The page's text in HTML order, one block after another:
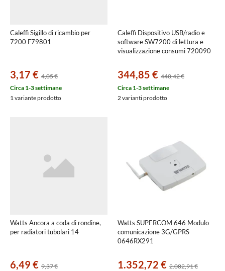
Caleffi Sigillo di ricambio per
7200 F79801
3,17 € 4,05 €
Circa 1-3 settimane
1 variante prodotto
Caleffi Dispositivo USB/radio e
software SW7200 di lettura e
visualizzazione consumi 720090
344,85 € 440,42 €
Circa 1-3 settimane
2 varianti prodotto
Watts Ancora a coda di rondine,
per radiatori tubolari 14
6,49 € 9,37 €
Watts SUPERCOM 646 Modulo
comunicazione 3G/GPRS
0646RX291
1.352,72 € 2.082,91 €